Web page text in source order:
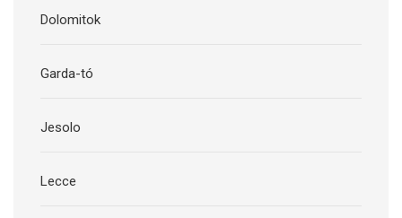
Dolomitok
Garda-tó
Jesolo
Lecce